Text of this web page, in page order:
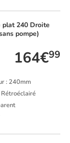
plat 240 Droite
pompe)
164€99
: 240mm